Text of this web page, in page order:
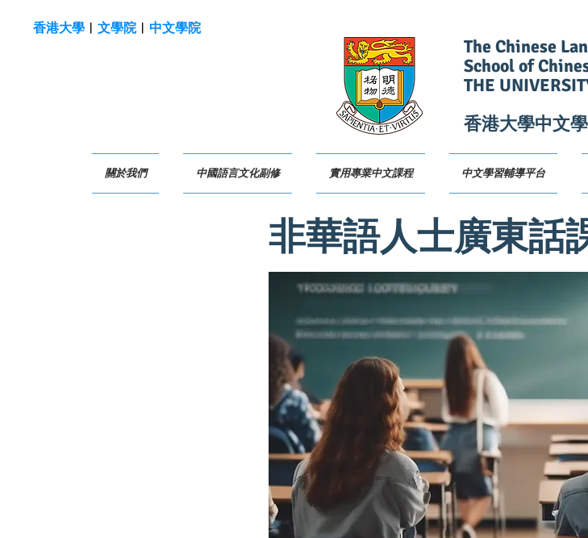
香港大學 文學院︱ 中文學院
The Chinese
School of
THE
香港大學中文
關於我們 中國語言文化副修 實用專業中文課程 中文學習輔導平台
非華語人士廣東話